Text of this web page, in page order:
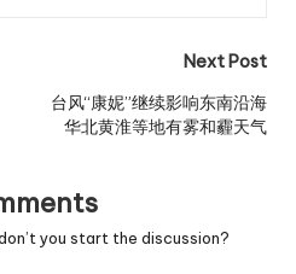
Next Post
台风“康妮”继续影响东南沿海
华北黄淮等地有雾和霾天气
you start the discussion?